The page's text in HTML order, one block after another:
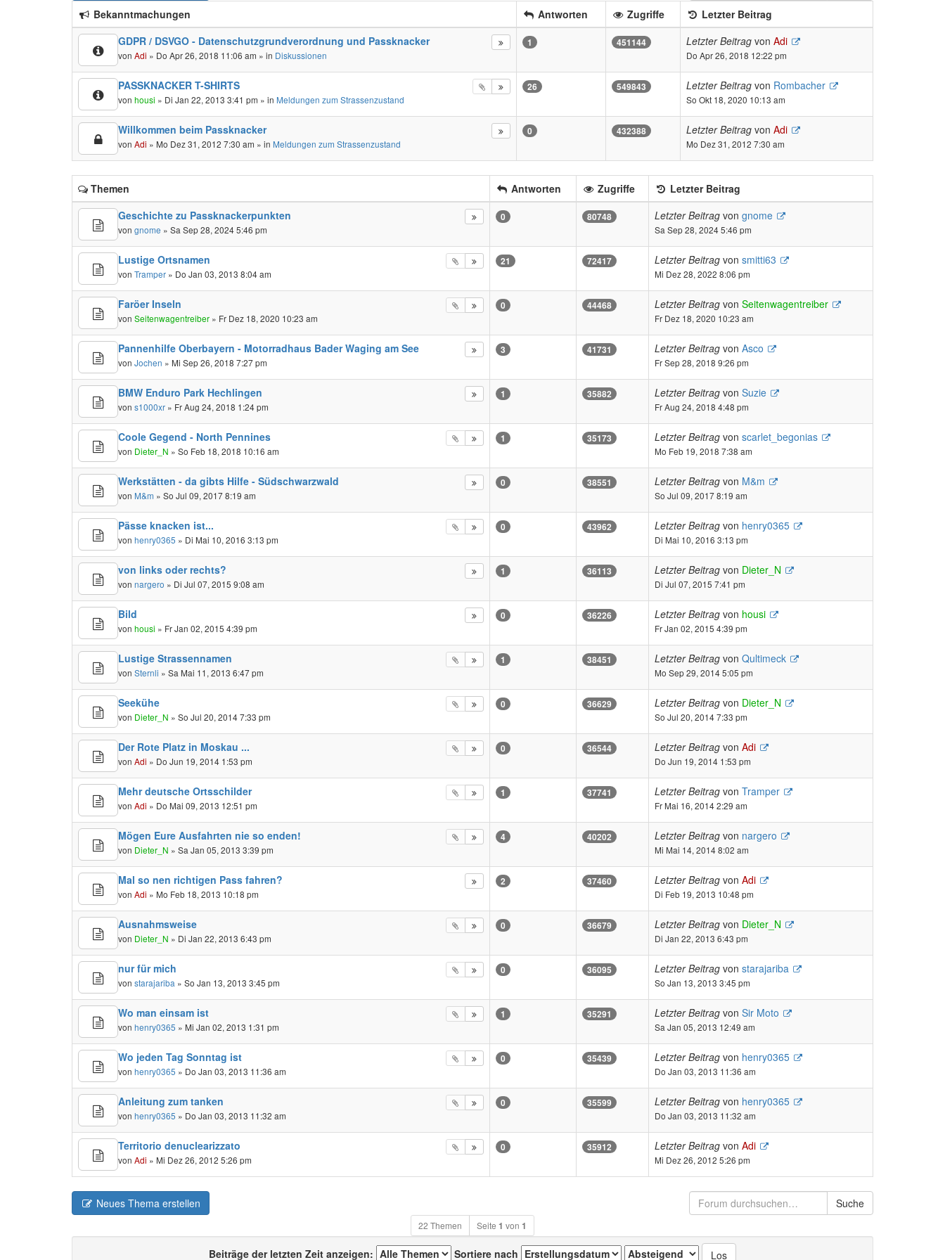
Bekanntmachungen
Antworten Zugriffe
Letzter Beitrag
GDPR / DSVGO - Datenschutzgrundverordnung und Passknacker
vonAdi » Do Apr 26, 2018 11:06 am » in Diskussionen
1 451144 Letzter Beitrag von Adi
Do Apr 26, 2018 12:22 pm
PASSKNACKER T-SHIRTS
vonhousi » Di Jan 22, 2013 3:41 pm » in Meldungen zum Strassenzustand
26 549843 Letzter Beitrag von Rombacher
So Okt 18, 2020 10:13 am
Willkommen beim Passknacker
vonAdi » Mo Dez 31, 2012 7:30 am » in Meldungen zum Strassenzustand
0 432388 Letzter Beitrag von Adi
Mo Dez 31, 2012 7:30 am
Themen Antworten Zugriffe
Letzter Beitrag
Geschichte zu Passknackerpunkten
vongnome » Sa Sep 28, 2024 5:46 pm
0 80748 Letzter Beitrag von gnome
Sa Sep 28, 2024 5:46 pm
Lustige Ortsnamen
vonTramper » Do Jan 03, 2013 8:04 am
21 72417 Letzter Beitrag von smitti63
Mi Dez 28, 2022 8:06 pm
Faröer Inseln
vonSeitenwagentreiber » Fr Dez 18, 2020 10:23 am
0 44468 Letzter Beitrag von Seitenwagentreiber
Fr Dez 18, 2020 10:23 am
Pannenhilfe Oberbayern - Motorradhaus Bader Waging am See
vonJochen » Mi Sep 26, 2018 7:27 pm
3 41731 Letzter Beitrag von Asco
Fr Sep 28, 2018 9:26 pm
BMW Enduro Park Hechlingen
vons1000xr » Fr Aug 24, 2018 1:24 pm
1 35882 Letzter Beitrag von Suzie
Fr Aug 24, 2018 4:48 pm
Coole Gegend - North Pennines
von Dieter_N » So Feb 18, 2018 10:16 am
1 35173 Letzter Beitrag von scarlet_begonias
Mo Feb 19, 2018 7:38 am
Werkstätten - da gibts Hilfe - Südschwarzwald
von M&m » So Jul 09, 2017 8:19 am
0 38551 Letzter Beitrag von M&m
So Jul 09, 2017 8:19 am
Pässe knacken ist...
vonhenry0365 » Di Mai 10, 2016 3:13 pm
0 43962 Letzter Beitrag von henry0365
Di Mai 10, 2016 3:13 pm
von links oder rechts?
vonnargero » Di Jul 07, 2015 9:08 am
1 36113 Letzter Beitrag von Dieter_N
Di Jul 07, 2015 7:41 pm
Bild
vonhousi » Fr Jan 02, 2015 4:39 pm
0 36226 Letzter Beitrag von housi
Fr Jan 02, 2015 4:39 pm
Lustige Strassennamen
vonSternli » Sa Mai 11, 2013 6:47 pm
1 38451 Letzter Beitrag von Qultimeck
Mo Sep 29, 2014 5:05 pm
Seekühe
von Dieter_N » So Jul 20, 2014 7:33 pm
0 36629 Letzter Beitrag von Dieter_N
So Jul 20, 2014 7:33 pm
Der Rote Platz in Moskau ...
vonAdi » Do Jun 19, 2014 1:53 pm
0 36544 Letzter Beitrag von Adi
Do Jun 19, 2014 1:53 pm
Mehr deutsche Ortsschilder
vonAdi » Do Mai 09, 2013 12:51 pm
1 37741 Letzter Beitrag von Tramper
Fr Mai 16, 2014 2:29 am
Mögen Eure Ausfahrten nie so enden!
von Dieter_N » Sa Jan 05, 2013 3:39 pm
4 40202 Letzter Beitrag von nargero
Mi Mai 14, 2014 8:02 am
Mal so nen richtigen Pass fahren?
vonAdi » Mo Feb 18, 2013 10:18 pm
2 37460 Letzter Beitrag von Adi
Di Feb 19, 2013 10:48 pm
Ausnahmsweise
von Dieter_N » Di Jan 22, 2013 6:43 pm
0 36679 Letzter Beitrag von Dieter_N
Di Jan 22, 2013 6:43 pm
nur für mich
vonstarajariba » So Jan 13, 2013 3:45 pm
0 36095 Letzter Beitrag von starajariba
So Jan 13, 2013 3:45 pm
Wo man einsam ist
vonhenry0365 » Mi Jan 02, 2013 1:31 pm
1 35291 Letzter Beitrag von Sir Moto
Sa Jan 05, 2013 12:49 am
Wo jeden Tag Sonntag ist
vonhenry0365 » Do Jan 03, 2013 11:36 am
0 35439 Letzter Beitrag von henry0365
Do Jan 03, 2013 11:36 am
Anleitung zum tanken
vonhenry0365 » Do Jan 03, 2013 11:32 am
0 35599 Letzter Beitrag von henry0365
Do Jan 03, 2013 11:32 am
Territorio denuclearizzato
vonAdi » Mi Dez 26, 2012 5:26 pm
0 35912 Letzter Beitrag von Adi
Mi Dez 26, 2012 5:26 pm
Neues Thema erstellen Suche
22 Themen Seite 1 von 1
Beiträge der letzten Zeit anzeigen: Sortiere nach